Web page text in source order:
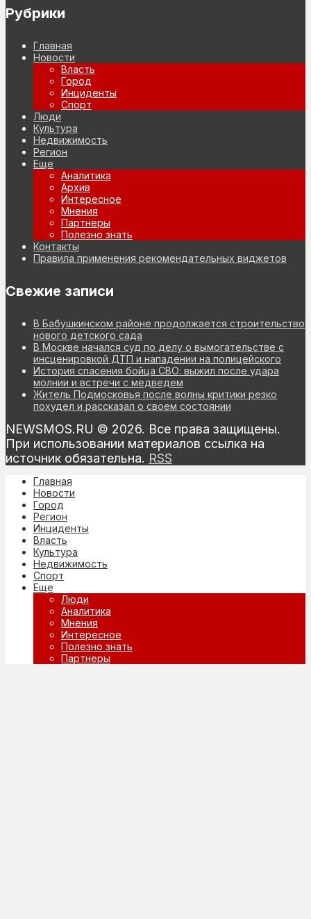
Рубрики
Главная
Новости
Власть
Город
Инциденты
Спорт
Люди
Культура
Недвижимость
Регион
Еще
Аналитика
Архив
Интересное
Мнения
Партнеры
Полезно знать
Контакты
Правила применения рекомендательных виджетов
Свежие записи
В Бабушкинском районе продолжается строительство
нового детского сада
В Москве начался суд по делу о вымогательстве с
инсценировкой ДТП и нападении на полицейского
История спасения бойца СВО: выжил после удара
молнии и встречи с медведем
Житель Подмосковья после волны критики резко
похудел и рассказал о своем состоянии
NEWSMOS.RU © 2026. Все права защищены.
При использовании материалов ссылка на
источник обязательна. RSS
Главная
Новости
Город
Регион
Инциденты
Власть
Культура
Недвижимость
Спорт
Еще
Люди
Аналитика
Мнения
Интересное
Полезно знать
Партнеры